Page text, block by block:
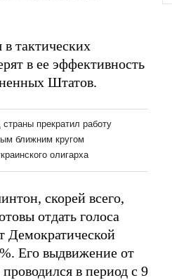
тактических
в ее эффективность
Штатов.
скорей всего,
отдать голоса
Демократической
Его выдвижение от
в период с 9